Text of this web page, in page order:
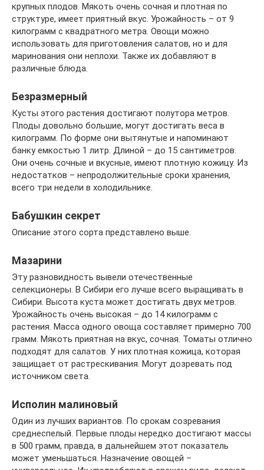
крупных плодов. Мякоть очень сочная и плотная по
структуре, имеет приятный вкус. Урожайность – от 9
килограмм с квадратного метра. Овощи можно
использовать для приготовления салатов, но и для
маринования они неплохи. Также их добавляют в
различные блюда.
Безразмерный
Кусты этого растения достигают полутора метров.
Плоды довольно большие, могут достигать веса в
килограмм. По форме они вытянутые и напоминают
банку емкостью 1 литр. Длиной – до 15 сантиметров.
Они очень сочные и вкусные, имеют плотную кожицу. Из
недостатков – непродолжительные сроки хранения,
всего три недели в холодильнике.
Бабушкин секрет
Описание этого сорта представлено выше.
Мазарини
Эту разновидность вывели отечественные
селекционеры. В Сибири его лучше всего выращивать в
Сибири. Высота куста может достигать двух метров.
Урожайность очень высокая – до 14 килограмм с
растения. Масса одного овоща составляет примерно 700
грамм. Мякоть приятная на вкус, сочная. Томаты отлично
подходят для салатов. У них плотная кожица, которая
защищает от растрескивания. Могут дозревать под
источником света.
Исполин малиновый
Один из лучших вариантов. По срокам созревания
среднеспелый. Первые плоды нередко достигают массы
в 500 грамм, правда, в дальнейшем этот показатель
может уменьшаться. Назначение овощей –